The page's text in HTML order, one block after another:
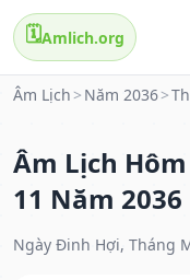
🗓️Amlich.org
Âm Lịch > Năm 2036>
Âm Lịch
11 Năm 2036
Ngày Đinh Hợi, Tháng